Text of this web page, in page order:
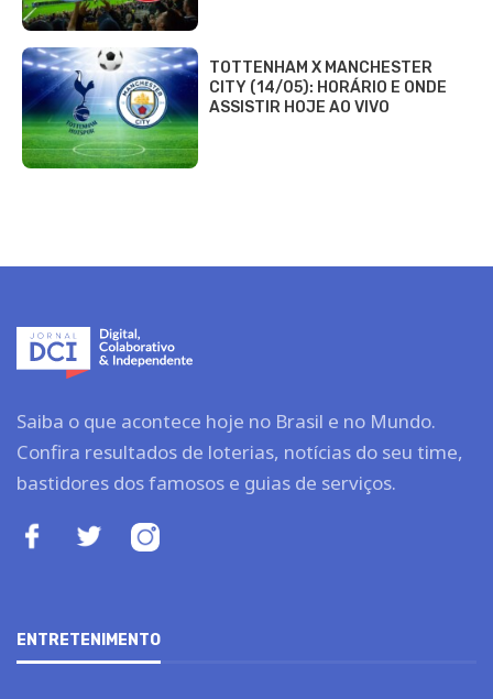
TOTTENHAM X MANCHESTER
CITY (14/05): HORÁRIO E ONDE
ASSISTIR HOJE AO VIVO
Saiba o que acontece hoje no Brasil e no Mundo.
Confira resultados de loterias, notícias do seu time,
bastidores dos famosos e guias de serviços.
ENTRETENIMENTO